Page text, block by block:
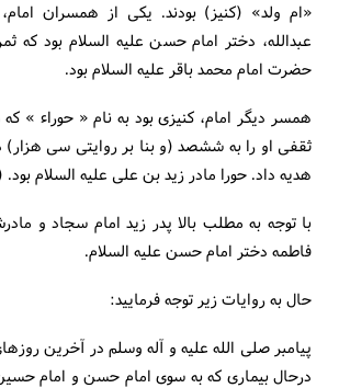
«ام ولد» (کنیز) بودند. یکی از همسران
عبدالله، دختر امام حسن علیه السلام بود که
حضرت امام محمد باقر علیه السلام بود.
همسر دیگر امام، کنیزی بود به نام « حوراء »
ثقفی او را به ششصد (و بنا بر روایتی سی هزار)
هدیه داد. حورا مادر زید بن علی علیه السلام بود.
با توجه به مطلب بالا پدر زید امام سجاد و
فاطمه دختر امام حسن علیه السلام.
حال به روایات زیر توجه فرمایید:
پیامبر صلی الله علیه و آله وسلم در آخرین
درحال بیماری که به سوی امام حسن و امام